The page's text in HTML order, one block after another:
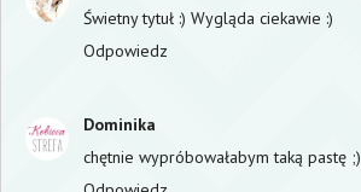
Świetny tytuł :) Wygląda ciekawie :)
Odpowiedz
Dominika
chętnie wypróbowałabym taką pastę ;)